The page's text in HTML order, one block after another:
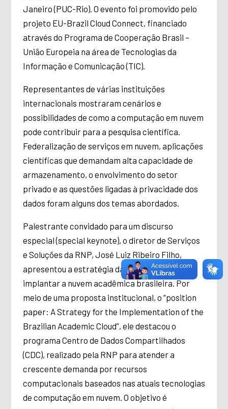
Janeiro (PUC-Rio). O evento foi promovido pelo
projeto EU-Brazil Cloud Connect, financiado
através do Programa de Cooperação Brasil –
União Europeia na área de Tecnologias da
Informação e Comunicação (TIC).
Representantes de várias instituições
internacionais mostraram cenários e
possibilidades de como a computação em nuvem
pode contribuir para a pesquisa científica.
Federalização de serviços em nuvem, aplicações
científicas que demandam alta capacidade de
armazenamento, o envolvimento do setor
privado e as questões ligadas à privacidade dos
dados foram alguns dos temas abordados.
Palestrante convidado para um discurso
especial (special keynote), o diretor de Serviços
e Soluções da RNP, José Luiz Ribeiro Filho,
apresentou a estratégia da organização para
implantar a nuvem acadêmica brasileira. Por
meio de uma proposta institucional, o “position
paper: A Strategy for the Implementation of the
Brazilian Academic Cloud”, ele destacou o
programa Centro de Dados Compartilhados
(CDC), realizado pela RNP para atender a
crescente demanda por recursos
computacionais baseados nas atuais tecnologias
de computação em nuvem. O objetivo é